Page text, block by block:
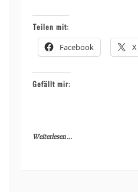
Teilen mit:
Facebook X
Gefällt mir:
Weiterlesen ...